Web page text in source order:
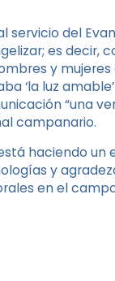
servicio del
es decir,
y
‘la luz
“una
campanario.
haciendo
y
en el